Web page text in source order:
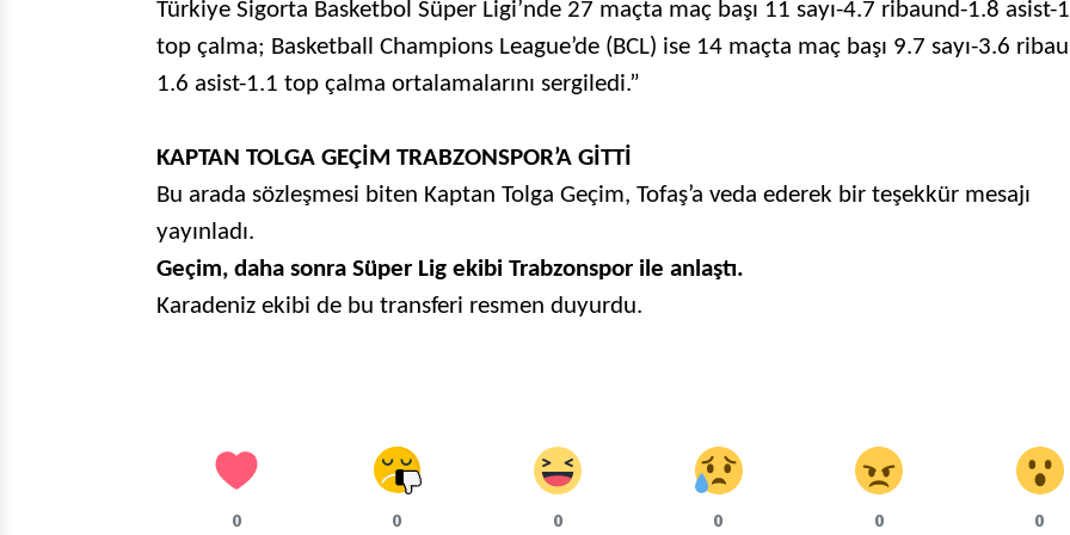
Türkiye Sigorta Basketbol Süper Ligi’nde 27 maçta maç başı 11 sayı-4.7 ribaund-1.8 asist-
top çalma; Basketball Champions League’de (BCL) ise 14 maçta maç başı 9.7 sayı-3.6
1.6 asist-1.1 top çalma ortalamalarını sergiledi.”
KAPTAN TOLGA GEÇİM TRABZONSPOR’A GİTTİ
Bu arada sözleşmesi biten Kaptan Tolga Geçim, Tofaş’a veda ederek bir teşekkür mesajı
yayınladı.
Geçim, daha sonra Süper Lig ekibi Trabzonspor ile anlaştı.
Karadeniz ekibi de bu transferi resmen duyurdu.
0 0 0 0 0 0